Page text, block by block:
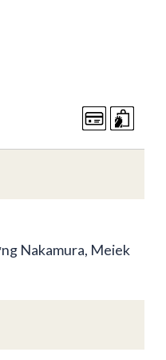
Nakamura, Meiek